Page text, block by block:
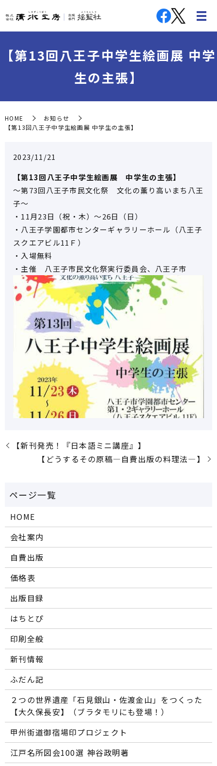
【第13回八王子中学生絵画展 中学
生の主張】
HOME
お知らせ
【第13回八王子中学生絵画展 中学生の主張】
2023/11/21
【第13回八王子中学生絵画展 中学生の主張】
～第73回八王子市民文化祭 文化の薫り高いまち八王
子～
・11月23日（祝・木）～26日（日）
・八王子学園都市センターギャラリーホール（八王子
スクエアビル11Ｆ）
・入場無料
・主催 八王子市民文化祭実行委員会、八王子市
【新刊発売！『日本語ミニ講座』】
【どうするその原稿―自費出版の料理法―】
HOME
会社案内
自費出版
価格表
出版目録
はちとぴ
印刷全般
新刊情報
ふだん記
２つの世界遺産「石見銀山・佐渡金山」をつくった
【大久保長安】（ブラタモリにも登場！）
甲州街道御宿場印プロジェクト
江戸名所図会100選―― 神谷政明著